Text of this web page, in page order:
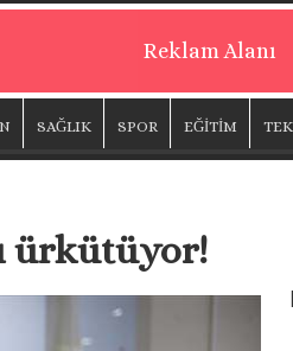
Reklam Alanı
SAĞLIK SPOR EĞİTİM
ürkütüyor!